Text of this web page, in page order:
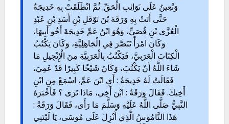
وَتُعِينُ عَلَى نَوَائِبِ الْحَقِّ. ثُمَّ انْطَلَقَتْ بِهِ خَدِيجَةُ
حَتَّى أَتَتْ بِهِ وَرَقَةَ بْنَ نَوْفَلِ بْنِ أَسَدِ بْنِ عَبْدِ
الْعُزَّى بْنِ قُصَيٍّ، وَهُوَ ابْنُ عَمِّ خَدِيجَةَ أَخُو أَبِيهَا،
وَكَانَ امْرَأً تَنَصَّرَ فِي الْجَاهِلِيَّةِ، وَكَانَ يَكْتُبُ
الْكِتَابَ الْعَرَبِيَّ، فَيَكْتُبُ بِالْعَرَبِيَّةِ مِنَ الْإِنْجِيلِ مَا
شَاءَ اللَّهُ أَنْ يَكْتُبَ، وَكَانَ شَيْخًا كَبِيرًا قَدْ عَمِيَ،
فَقَالَتْ لَهُ خَدِيجَةُ : أَيِ ابْنَ عَمِّ، اسْمَعْ مِنِ ابْنِ
أَخِيكَ. فَقَالَ وَرَقَةُ : ابْنَ أَخِي، مَاذَا تَرَى ؟ فَأَخْبَرَهُ
النَّبِيُّ صَلَّى اللَّهُ عَلَيْهِ وَسَلَّمَ مَا رَأَى، فَقَالَ وَرَقَةُ :
هَذَا النَّامُوسُ الَّذِي أُنْزِلَ عَلَى مُوسَى، يَا لَيْتَنِي